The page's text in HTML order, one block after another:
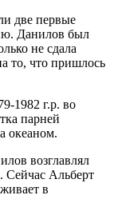
две первые
Данилов был
не сдала
то, что пришлось
1982 г.р. во
парней
океаном.
возглавлял
Сейчас Альберт
в